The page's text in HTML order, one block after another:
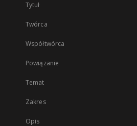
Tytuł
Twórca
Współtwórca
Powiązanie
Temat
Zakres
Opis